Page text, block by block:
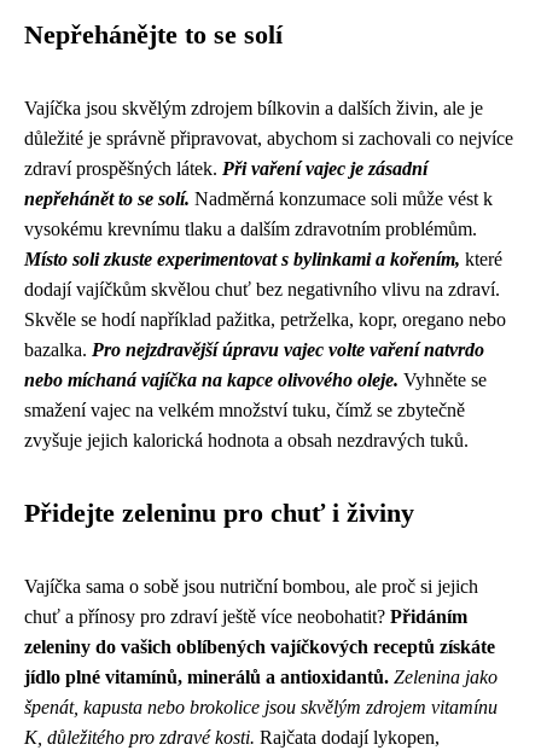
Nepřehánějte to se solí
Vajíčka jsou skvělým zdrojem bílkovin a dalších živin, ale je
důležité je správně připravovat, abychom si zachovali co nejvíce
zdraví prospěšných látek. Při vaření vajec je zásadní
nepřehánět to se solí. Nadměrná konzumace soli může vést k
vysokému krevnímu tlaku a dalším zdravotním problémům.
Místo soli zkuste experimentovat s bylinkami a kořením, které
dodají vajíčkům skvělou chuť bez negativního vlivu na zdraví.
Skvěle se hodí například pažitka, petrželka, kopr, oregano nebo
bazalka. Pro nejzdravější úpravu vajec volte vaření natvrdo
nebo míchaná vajíčka na kapce olivového oleje. Vyhněte se
smažení vajec na velkém množství tuku, čímž se zbytečně
zvyšuje jejich kalorická hodnota a obsah nezdravých tuků.
Přidejte zeleninu pro chuť i živiny
Vajíčka sama o sobě jsou nutriční bombou, ale proč si jejich
chuť a přínosy pro zdraví ještě více neobohatit? Přidáním
zeleniny do vašich oblíbených vajíčkových receptů získáte
jídlo plné vitamínů, minerálů a antioxidantů. Zelenina jako
špenát, kapusta nebo brokolice jsou skvělým zdrojem vitamínu
K, důležitého pro zdravé kosti. Rajčata dodají lykopen,